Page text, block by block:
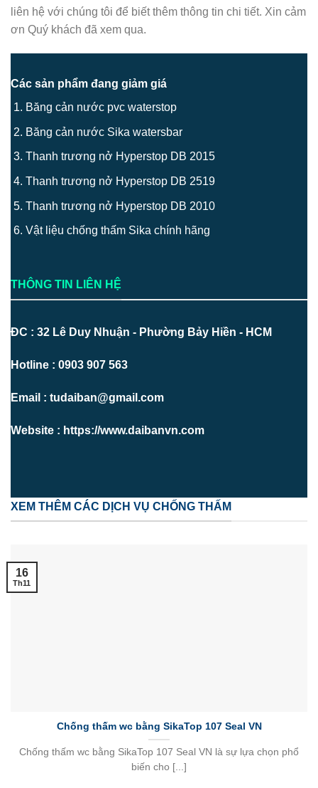
liên hệ với chúng tôi để biết thêm thông tin chi tiết. Xin cảm
ơn Quý khách đã xem qua.
Các sản phẩm đang giảm giá
Băng cản nước pvc waterstop
Băng cản nước Sika watersbar
Thanh trương nở Hyperstop DB 2015
Thanh trương nở Hyperstop DB 2519
Thanh trương nở Hyperstop DB 2010
Vật liệu chống thấm Sika chính hãng
THÔNG TIN LIÊN HỆ
ĐC : 32 Lê Duy Nhuận - Phường Bảy Hiền - HCM
Hotline : 0903 907 563
Email : tudaiban@gmail.com
Website : https://www.daibanvn.com
XEM THÊM CÁC DỊCH VỤ CHỐNG THẤM
Chống thấm wc bằng SikaTop 107 Seal VN
Chống thấm wc bằng SikaTop 107 Seal VN là sự lựa chọn phổ
biến cho [...]
16
Th11